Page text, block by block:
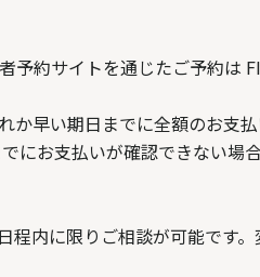
約サイトを通じたご予約は
早い期日までに全額のお支
にお支払いが確認できない場
内に限りご相談が可能です